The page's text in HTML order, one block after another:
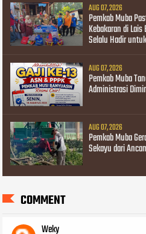
AUG 07, 2026
Pemkab Muba
Kebakaran di
Selalu Hadir
AUG 07, 2026
Pemkab Muba
Administrasi
AUG 07, 2026
Pemkab Muba
Sekayu dari
COMMENT
Weky